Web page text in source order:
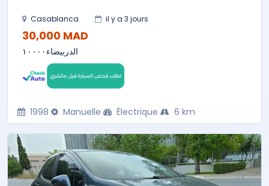
Casablanca il y a 3 jours
30,000 MAD
الدربيضاء١٠٠٠٠
1998 Manuelle Électrique 6 km